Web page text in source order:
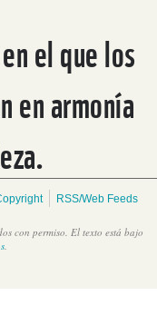
el que los
en armonía
RSS/Web Feeds
con permiso. El texto está bajo
.